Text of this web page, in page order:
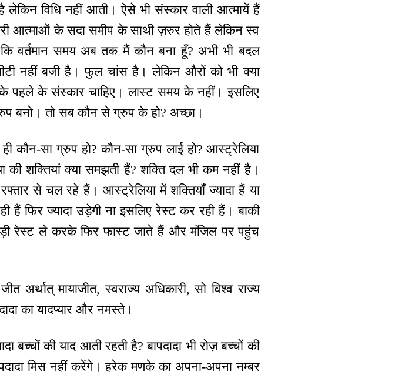
विधि नहीं आती। ऐसे भी संस्कार वाली आत्मायें हैं
आत्माओं के सदा समीप के साथी ज़रुर होते हैं लेकिन स्व
वर्तमान समय अब तक मैं कौन बना हूँ? अभी भी बदल
नहीं बजी है। फुल चांस है। लेकिन औरों को भी क्या
पहले के संस्कार चाहिए। लास्ट समय के नहीं। इसलिए
बनो। तो सब कौन से ग्रुप के हो? अच्छा।
कौन-सा ग्रुप हो? कौन-सा ग्रुप लाई हो? आस्ट्रेलिया
शक्तियां क्या समझती हैं? शक्ति दल भी कम नहीं है।
से चल रहे हैं। आस्ट्रेलिया में शक्तियाँ ज्यादा हैं या
हैं फिर ज्यादा उड़ेगी ना इसलिए रेस्ट कर रही हैं। बाकी
रेस्ट ले करके फिर फास्ट जाते हैं और मंजिल पर पहुंच
अर्थात् मायाजीत, स्वराज्य अधिकारी, सो विश्व राज्य
का यादप्यार और नमस्ते।
बच्चों की याद आती रहती है? बापदादा भी रोज़ बच्चों की
मिस नहीं करेंगे। हरेक मणके का अपना-अपना नम्बर